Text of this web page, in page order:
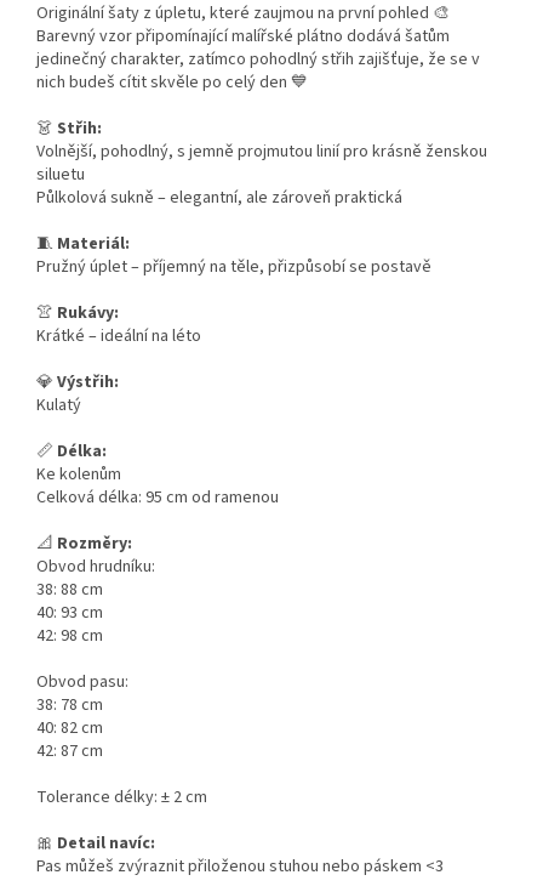
Originální šaty z úpletu, které zaujmou na první pohled 🎨
Barevný vzor připomínající malířské plátno dodává šatům
jedinečný charakter, zatímco pohodlný střih zajišťuje, že se v
nich budeš cítit skvěle po celý den 💙
👗 Střih:
Volnější, pohodlný, s jemně projmutou linií pro krásně ženskou
siluetu
Půlkolová sukně – elegantní, ale zároveň praktická
🧵 Materiál:
Pružný úplet – příjemný na těle, přizpůsobí se postavě
👚 Rukávy:
Krátké – ideální na léto
💎 Výstřih:
Kulatý
📏 Délka:
Ke kolenům
Celková délka: 95 cm od ramenou
📐 Rozměry:
Obvod hrudníku:
38: 88 cm
40: 93 cm
42: 98 cm
Obvod pasu:
38: 78 cm
40: 82 cm
42: 87 cm
Tolerance délky: ± 2 cm
🎀 Detail navíc:
Pas můžeš zvýraznit přiloženou stuhou nebo páskem <3